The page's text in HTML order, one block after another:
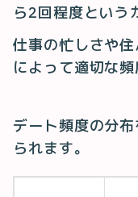
ら2回程度という
仕事の忙しさや
によって適切な頻
デート頻度の分
られます。